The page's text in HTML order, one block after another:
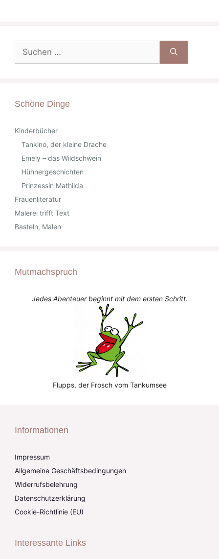
nach:
Schöne Dinge
Kinderbücher
Tankino, der kleine Drache
Emely – das Wildschwein
Hühnergeschichten
Prinzessin Mathilda
Frauenliteratur
Malerei trifft Text
Basteln, Malen
Mutmachspruch
Jedes Abenteuer beginnt mit dem ersten Schritt.
Flupps, der Frosch vom Tankumsee
Informationen
Impressum
Allgemeine Geschäftsbedingungen
Widerrufsbelehrung
Datenschutzerklärung
Cookie-Richtlinie (EU)
Interessante Links